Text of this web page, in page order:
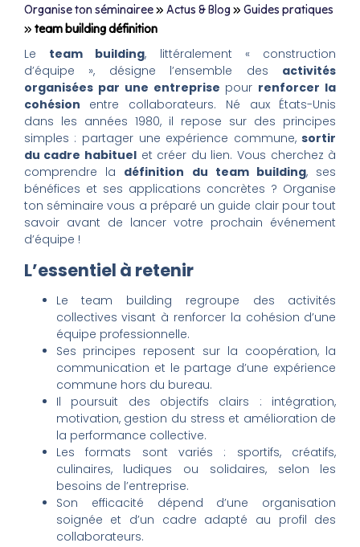
Organise ton séminairee» Actus & Blog» Guides pratiques
» team building définition
Le team building, littéralement « construction
d’équipe », désigne l’ensemble des activités
organisées par une entreprise pour renforcer la
cohésion entre collaborateurs. Né aux États-Unis
dans les années 1980, il repose sur des principes
simples : partager une expérience commune,sortir
du cadre habituelet créer du lien. Vous cherchez à
comprendre la définition du team building, ses
bénéfices et ses applications concrètes ? Organise
ton séminaire vous a préparé un guide clair pour tout
savoir avant de lancer votre prochain événement
d’équipe !
L’essentiel à retenir
Le team building regroupe des activités
collectives visant à renforcer la cohésion d’une
équipe professionnelle.
Ses principes reposent sur la coopération, la
communication et le partage d’une expérience
commune hors du bureau.
Il poursuit des objectifs clairs : intégration,
motivation, gestion du stress et amélioration de
la performance collective.
Les formats sont variés : sportifs, créatifs,
culinaires, ludiques ou solidaires, selon les
besoins de l’entreprise.
Son efficacité dépend d’une organisation
soignée et d’un cadre adapté au profil des
collaborateurs.